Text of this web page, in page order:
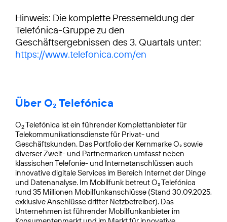
Hinweis: Die komplette Pressemeldung der
Telefónica-Gruppe zu den
Geschäftsergebnissen des 3. Quartals unter:
https://www.telefonica.com/en
Über O₂ Telefónica
O2Telefónica ist ein führender Komplettanbieter für
Telekommunikationsdienste für Privat- und
Geschäftskunden. Das Portfolio der Kernmarke O₂ sowie
diverser Zweit- und Partnermarken umfasst neben
klassischen Telefonie- und Internetanschlüssen auch
innovative digitale Services im Bereich Internet der Dinge
und Datenanalyse. Im Mobilfunk betreut O₂ Telefónica
rund 35 Millionen Mobilfunkanschlüsse (Stand 30.09.2025,
exklusive Anschlüsse dritter Netzbetreiber). Das
Unternehmen ist führender Mobilfunkanbieter im